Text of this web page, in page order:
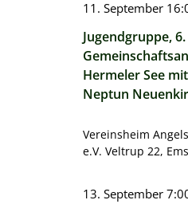
Jugendgruppe, 6.
Hermeler See
Neptun
11. September
Vereinsheim
e.V. Veltrup 22,
13. September